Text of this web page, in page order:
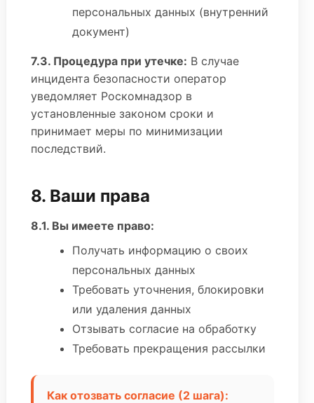
персональных данных (внутренний
документ)
7.3. Процедура при утечке: В случае
инцидента безопасности оператор
уведомляет Роскомнадзор в
установленные законом сроки и
принимает меры по минимизации
последствий.
8. Ваши права
8.1. Вы имеете право:
Получать информацию о своих
персональных данных
Требовать уточнения, блокировки
или удаления данных
Отзывать согласие на обработку
Требовать прекращения рассылки
Как отозвать согласие (2 шага):